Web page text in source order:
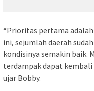
“Prioritas pertama
ini, sejumlah daerah
kondisinya semakin baik.
terdampak dapat kembali
ujar Bobby.